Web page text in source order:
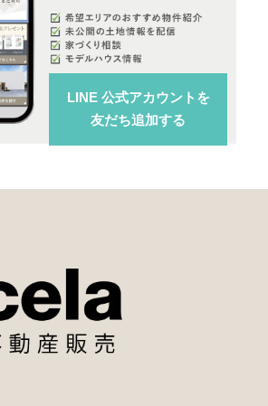
LINE 公式アカウント を
友だち追加する